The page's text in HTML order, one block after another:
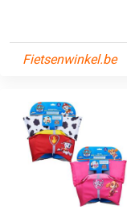
Fietsenwinkel.be